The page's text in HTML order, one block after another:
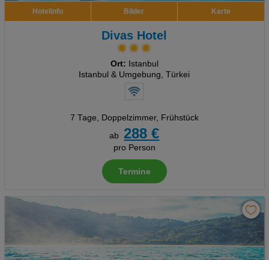
Hotelinfo Bilder Karte
Divas Hotel
Ort: Istanbul
Istanbul & Umgebung, Türkei
7 Tage, Doppelzimmer, Frühstück
ab
288 €
pro Person
Termine